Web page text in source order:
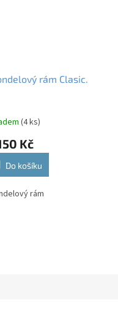
rám Clasic.
(4 ks)
Kč
Do košíku
rám